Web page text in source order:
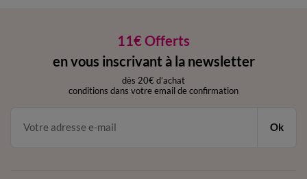
11€ Offerts
en vous inscrivant à la newsletter
dès 20€ d’achat
conditions dans votre email de confirmation
Ok